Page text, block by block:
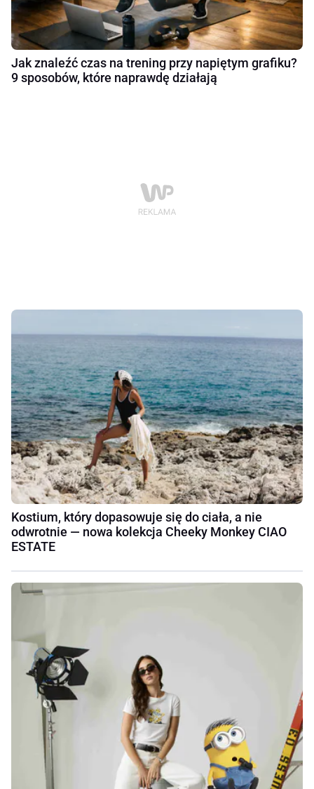
Jak znaleźć czas na trening przy napiętym grafiku?
9 sposobów, które naprawdę działają
Kostium, który dopasowuje się do ciała, a nie
odwrotnie — nowa kolekcja Cheeky Monkey CIAO
ESTATE